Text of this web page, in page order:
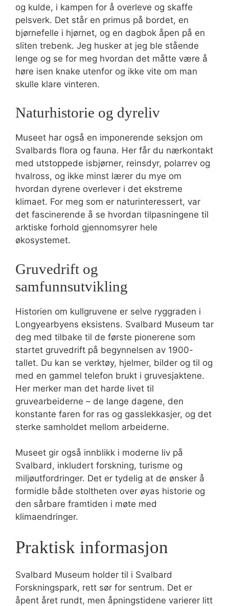
og kulde, i kampen for å overleve og skaffe
pelsverk. Det står en primus på bordet, en
bjørnefelle i hjørnet, og en dagbok åpen på en
sliten trebenk. Jeg husker at jeg ble stående
lenge og se for meg hvordan det måtte være å
høre isen knake utenfor og ikke vite om man
skulle klare vinteren.
Naturhistorie og dyreliv
Museet har også en imponerende seksjon om
Svalbards flora og fauna. Her får du nærkontakt
med utstoppede isbjørner, reinsdyr, polarrev og
hvalross, og ikke minst lærer du mye om
hvordan dyrene overlever i det ekstreme
klimaet. For meg som er naturinteressert, var
det fascinerende å se hvordan tilpasningene til
arktiske forhold gjennomsyrer hele
økosystemet.
Gruvedrift og
samfunnsutvikling
Historien om kullgruvene er selve ryggraden i
Longyearbyens eksistens. Svalbard Museum tar
deg med tilbake til de første pionerene som
startet gruvedrift på begynnelsen av 1900-
tallet. Du kan se verktøy, hjelmer, bilder og til og
med en gammel telefon brukt i gruvesjaktene.
Her merker man det harde livet til
gruvearbeiderne – de lange dagene, den
konstante faren for ras og gasslekkasjer, og det
sterke samholdet mellom arbeiderne.
Museet gir også innblikk i moderne liv på
Svalbard, inkludert forskning, turisme og
miljøutfordringer. Det er tydelig at de ønsker å
formidle både stoltheten over øyas historie og
den sårbare framtiden i møte med
klimaendringer.
Praktisk informasjon
Svalbard Museum holder til i Svalbard
Forskningspark, rett sør for sentrum. Det er
åpent året rundt, men åpningstidene varierer litt